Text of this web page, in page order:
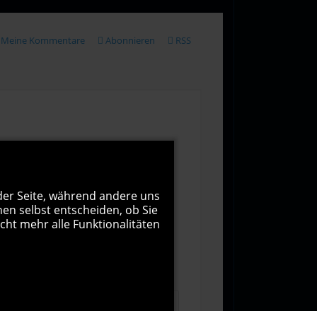
Meine Kommentare Abonnieren RSS
Seite, während andere uns
selbst entscheiden, ob Sie
mehr alle Funktionalitäten